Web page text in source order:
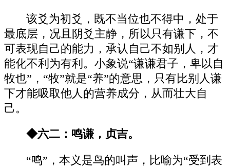
该爻为初爻，既不当位也不得中，处于
最底层，况且阴爻主静，所以只有谦下，不
可表现自己的能力，承认自己不如别人，才
能化不利为有利。小象说“谦谦君子，卑以自
牧也”，“牧”就是“养”的意思，只有比别人谦
下才能吸取他人的营养成分，从而壮大自
己。
◆六二：鸣谦，贞吉。
“鸣”，本义是鸟的叫声，比喻为“受到表